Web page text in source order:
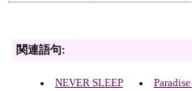
関連語句:
NEVER SLEEP